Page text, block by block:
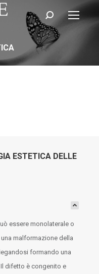
Cerca:
ESTETICA DELLE
essere monolaterale o
malformazione della
formando una
difetto è congenito e